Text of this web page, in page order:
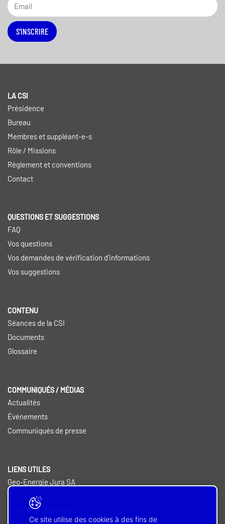
S'INSCRIRE
LA CSI
Présidence
Bureau
Membres et suppléant-e-s
Rôle / Missions
Règlement et conventions
Contact
QUESTIONS ET SUGGESTIONS
FAQ
Vos questions
Vos demandes de vérification d'informations
Vos suggestions
CONTENU
Séances de la CSI
Documents
Glossaire
COMMUNIQUÉS / MÉDIAS
Actualités
Événements
Communiqués de presse
LIENS UTILES
Geo-Energie Jura SA
Canton du Jura (site dédié)
Comité de patronage
Ce site utilise des cookies à des fins de